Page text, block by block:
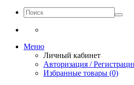
Меню
Личный кабинет
Авторизация /
Избранные товары (0)